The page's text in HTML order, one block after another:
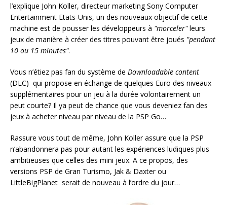
l’explique John Koller, directeur marketing Sony Computer
Entertainment Etats-Unis, un des nouveaux objectif de cette
machine est de pousser les développeurs à "morceler"leurs
jeux de manière à créer des titres pouvant être joués "pendant
10 ou 15 minutes".
Vous n’étiez pas fan du système de Downloadable content
(DLC) qui propose en échange de quelques Euro des niveaux
supplémentaires pour un jeu à la durée volontairement un
peut courte? Il ya peut de chance que vous deveniez fan des
jeux à acheter niveau par niveau de la PSP Go…
Rassure vous tout de même, John Koller assure que la PSP
n’abandonnera pas pour autant les expériences ludiques plus
ambitieuses que celles des mini jeux. A ce propos, des
versions PSP de Gran Turismo, Jak & Daxter ou
LittleBigPlanet serait de nouveau à l’ordre du jour…